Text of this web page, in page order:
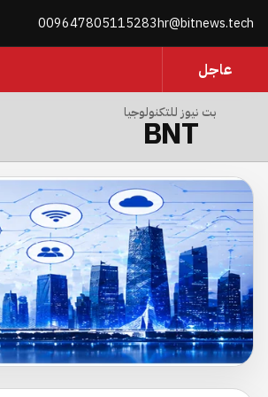
hr@bitnews.tech
009647805115283
عاجل
بت نيوز للتكنولوجيا
BNT